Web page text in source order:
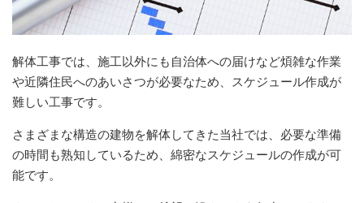
解体工事では、施工以外にも自治体への届けなど煩雑な作業
や近隣住民へのあいさつが必要なため、スケジュール作成が
難しい工事です。
さまざまな構造の建物を解体してきた当社では、必要な準備
の時間も熟知しているため、綿密なスケジュールの作成が可
能です。